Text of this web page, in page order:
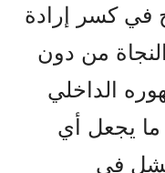
في كسر إرادة
النجاة من دون
الداخلي
ما يجعل أي
في